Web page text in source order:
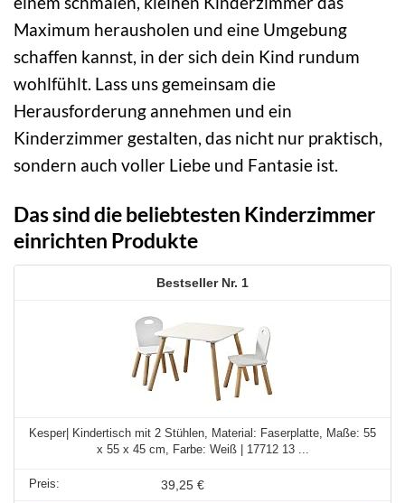
Maximum herausholen und eine Umgebung
schaffen kannst, in der sich dein Kind rundum
wohlfühlt. Lass uns gemeinsam die
Herausforderung annehmen und ein
Kinderzimmer gestalten, das nicht nur praktisch,
sondern auch voller Liebe und Fantasie ist.
Das sind die beliebtesten Kinderzimmer
einrichten Produkte
1
Kesper| Kindertisch mit 2 Stühlen, Material: Faserplatte, Maße: 55
x 55 x 45 cm, Farbe: Weiß | 17712 13 ...
39,25 €